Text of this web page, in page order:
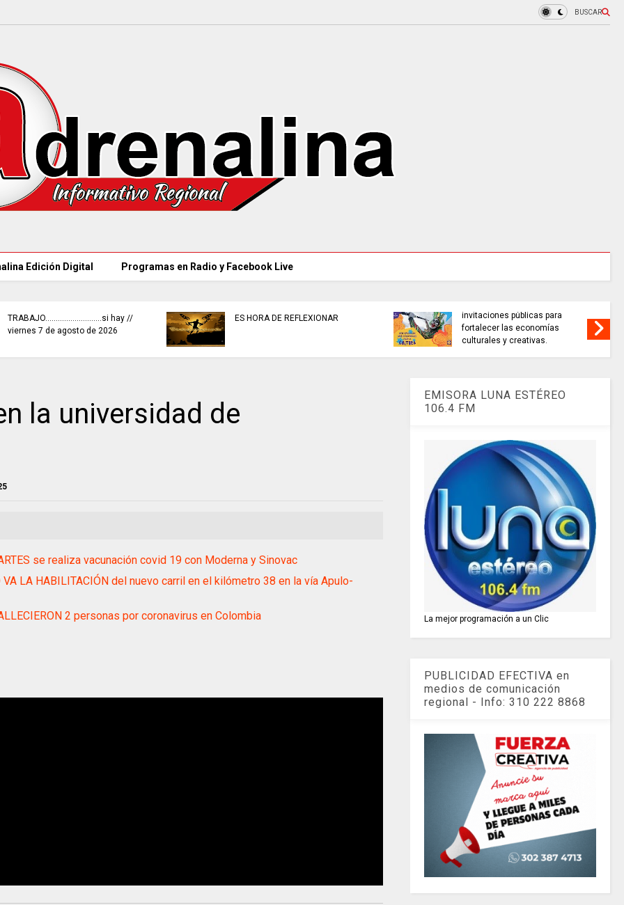
BUSCAR
Edición Digital Programas en Radio y Facebook Live
TRABAJO...........................si hay //
viernes 7 de agosto de 2026
ES HORA DE REFLEXIONAR
invitaciones públicas para
fortalecer las economías
culturales y creativas.
la universidad de
se realiza vacunación covid 19 con Moderna y Sinovac
VA LA HABILITACIÓN del nuevo carril en el kilómetro 38 en la vía Apulo-
2 personas por coronavirus en Colombia
EMISORA LUNA ESTÉREO
106.4 FM
La mejor programación a un Clic
PUBLICIDAD EFECTIVA en
medios de comunicación
regional - Info: 310 222 8868